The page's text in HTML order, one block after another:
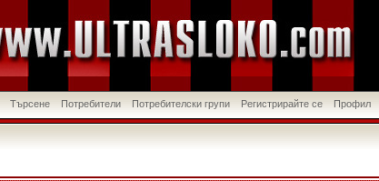
Търсене Потребители Потребителски групи Регистрирайте се Профил